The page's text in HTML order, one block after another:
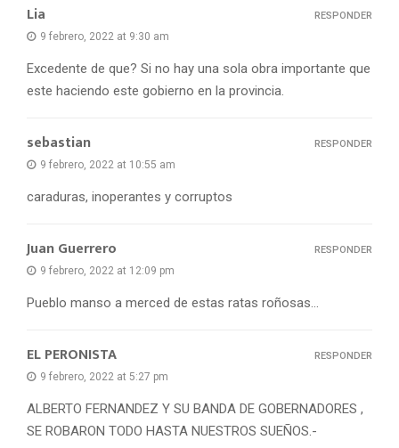
Lia
9 febrero, 2022 at 9:30 am
Excedente de que? Si no hay una sola obra importante que
este haciendo este gobierno en la provincia.
RESPONDER
sebastian
9 febrero, 2022 at 10:55 am
caraduras, inoperantes y corruptos
RESPONDER
Juan Guerrero
9 febrero, 2022 at 12:09 pm
Pueblo manso a merced de estas ratas roñosas…
RESPONDER
EL PERONISTA
9 febrero, 2022 at 5:27 pm
ALBERTO FERNANDEZ Y SU BANDA DE GOBERNADORES ,
SE ROBARON TODO HASTA NUESTROS SUEÑOS.-
RESPONDER